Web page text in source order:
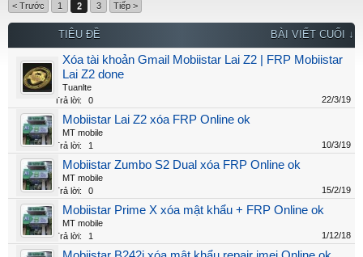
< Trước 1 2 3 Tiếp >
TIÊU ĐỀ BÀI VIẾT CUỐI ↓
Xóa tài khoản Gmail Mobiistar Lai Z2 | FRP Mobiistar
Lai Z2 done
Tuanlte
Trả lời:
0 22/3/19
Mobiistar Lai Z2 xóa FRP Online ok
MT mobile
Trả lời:
1 10/3/19
Mobiistar Zumbo S2 Dual xóa FRP Online ok
MT mobile
Trả lời:
0 15/2/19
Mobiistar Prime X xóa mật khẩu + FRP Online ok
MT mobile
Trả lời:
1 1/12/18